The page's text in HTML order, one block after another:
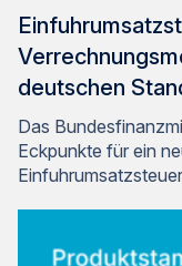
deutschen
Das
Eckpunkte für ein